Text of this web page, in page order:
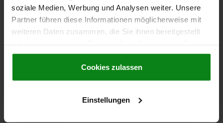
soziale Medien, Werbung und Analysen weiter. Unsere
Partner führen diese Informationen möglicherweise mit
weiteren Daten zusammen, die Sie ihnen bereitgestellt
gesammelt haben.Cookie Richtlinien
Datenschutz|AGB
Cookies zulassen
Einstellungen
FORM=B PIN DIAMETER=28 D=20 B=24 B2=32